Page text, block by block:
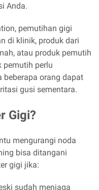
Anda.
pemutihan gigi
di klinik, produk dari
atau produk pemutih
pemutih perlu
beberapa orang dapat
gusi sementara.
Gigi?
mengurangi noda
bisa ditangani
gigi jika:
sudah menjaga